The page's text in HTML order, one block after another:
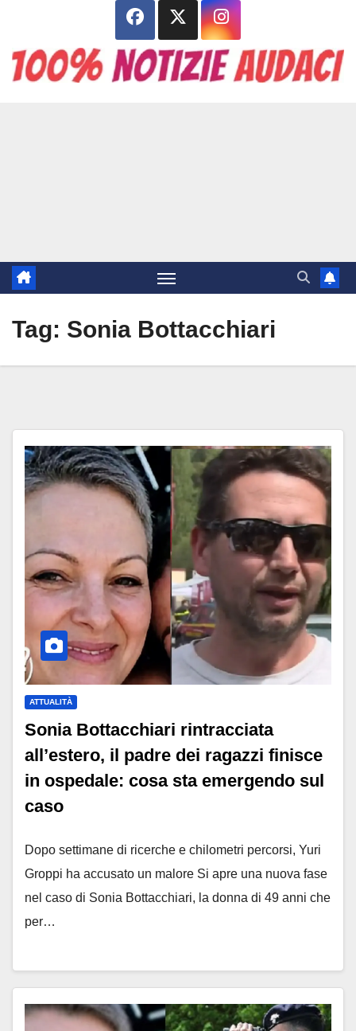
contenuto
Tag: Sonia Bottacchiari
ATTUALITÀ
Sonia Bottacchiari rintracciata
all’estero, il padre dei ragazzi finisce
in ospedale: cosa sta emergendo sul
caso
Dopo settimane di ricerche e chilometri percorsi, Yuri
Groppi ha accusato un malore Si apre una nuova fase
nel caso di Sonia Bottacchiari, la donna di 49 anni che
per…